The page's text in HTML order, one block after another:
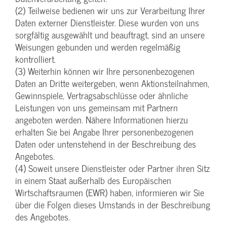
(2) Teilweise bedienen wir uns zur Verarbeitung Ihrer
Daten externer Dienstleister. Diese wurden von uns
sorgfältig ausgewählt und beauftragt, sind an unsere
Weisungen gebunden und werden regelmäßig
kontrolliert.
(3) Weiterhin können wir Ihre personenbezogenen
Daten an Dritte weitergeben, wenn Aktionsteilnahmen,
Gewinnspiele, Vertragsabschlüsse oder ähnliche
Leistungen von uns gemeinsam mit Partnern
angeboten werden. Nähere Informationen hierzu
erhalten Sie bei Angabe Ihrer personenbezogenen
Daten oder untenstehend in der Beschreibung des
Angebotes.
(4) Soweit unsere Dienstleister oder Partner ihren Sitz
in einem Staat außerhalb des Europäischen
Wirtschaftsraumen (EWR) haben, informieren wir Sie
über die Folgen dieses Umstands in der Beschreibung
des Angebotes.